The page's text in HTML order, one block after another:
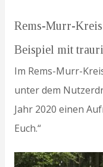
Rems-Murr-
Beispiel mit
Im Rems-Murr-
unter dem
Jahr 2020 einen
Euch.“